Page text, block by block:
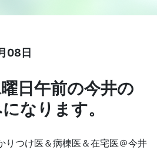
08日
日午前の今井の
なります。
りつけ医＆病棟医＆在宅医＠今井